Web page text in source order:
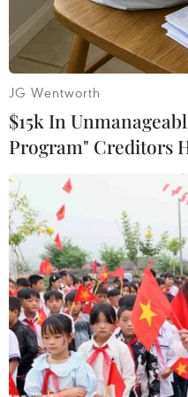
Salvatore Coluccio, bố già
bị bắt giữ
Bố già Pasquale
liệu giả thì bị bắt khi
một nhà thờ ở Genoa,
JG Wentworth
$15k In
Program" Creditors